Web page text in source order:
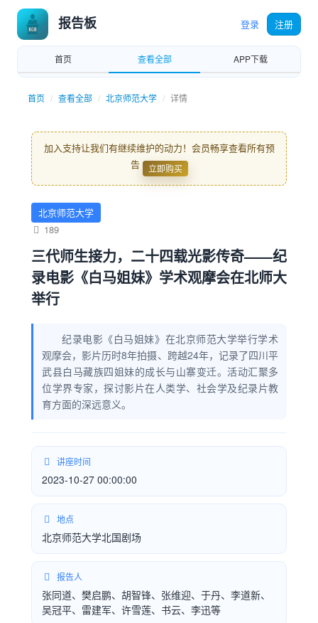
报告板 登录 注册
首页 查看全部 APP下载
首页 查看全部 北京师范大学 详情
加入支持让我们有继续维护的动力！会员畅享查看所有预
告
立即购买
北京师范大学
189
三代师生接力，二十四载光影传奇——纪
录电影《白马姐妹》学术观摩会在北师大
举行
纪录电影《白马姐妹》在北京师范大学举行学术
观摩会，影片历时8年拍摄、跨越24年，记录了四川平
武县白马藏族四姐妹的成长与山寨变迁。活动汇聚多
位学界专家，探讨影片在人类学、社会学及纪录片教
育方面的深远意义。
讲座时间
2023-10-27 00:00:00
地点
北京师范大学北国剧场
报告人
张同道、樊启鹏、胡智锋、张维迎、于丹、李道新、
吴冠平、雷建军、许雪莲、书云、李迅等